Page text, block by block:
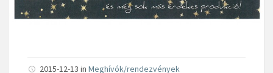
2015-12-13 in Meghívók/rendezvények